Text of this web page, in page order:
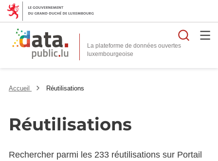
La plateforme de données ouvertes
Accueil Réutilisations
Réutilisations
Rechercher parmi les 233 réutilisations sur Portail